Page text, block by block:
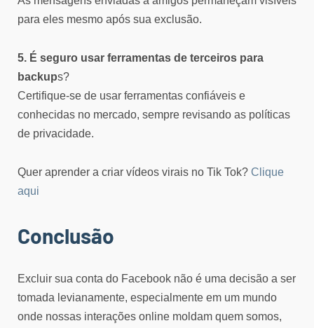
para eles mesmo após sua exclusão.
5. É seguro usar ferramentas de terceiros para
backups?
Certifique-se de usar ferramentas confiáveis e
conhecidas no mercado, sempre revisando as políticas
de privacidade.
Quer aprender a criar vídeos virais no Tik Tok? Clique
aqui
Conclusão
Excluir sua conta do Facebook não é uma decisão a ser
tomada levianamente, especialmente em um mundo
onde nossas interações online moldam quem somos,